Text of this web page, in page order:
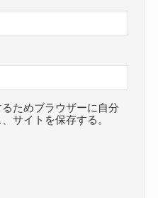
ためブラウザーに自分
サイトを保存する。